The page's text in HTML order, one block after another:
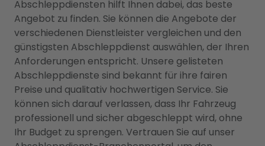
Abschleppdiensten hilft Ihnen dabei, das beste
Angebot zu finden. Sie können die Angebote der
verschiedenen Dienstleister vergleichen und den
günstigsten Abschleppdienst auswählen, der Ihren
Anforderungen entspricht. Unsere gelisteten
Abschleppdienste sind bekannt für ihre fairen
Preise und qualitativ hochwertigen Service. Sie
können sich darauf verlassen, dass Ihr Fahrzeug
professionell und sicher abgeschleppt wird, ohne
Ihr Budget zu sprengen. Vertrauen Sie auf unser